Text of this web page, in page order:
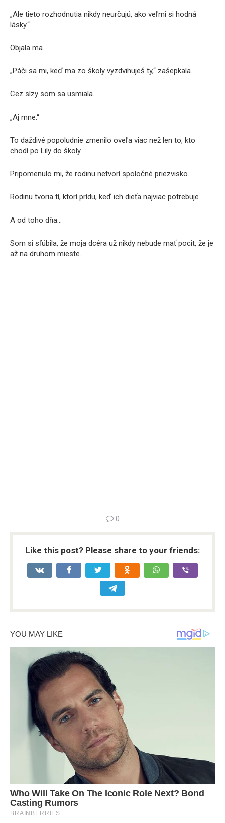
„Ale tieto rozhodnutia nikdy neurčujú, ako veľmi si hodná
lásky.“
Objala ma.
„Páči sa mi, keď ma zo školy vyzdvihuješ ty,“ zašepkala.
Cez slzy som sa usmiala.
„Aj mne.“
To daždivé popoludnie zmenilo oveľa viac než len to, kto
chodí po Lily do školy.
Pripomenulo mi, že rodinu netvorí spoločné priezvisko.
Rodinu tvoria tí, ktorí prídu, keď ich dieťa najviac potrebuje.
A od toho dňa…
Som si sľúbila, že moja dcéra už nikdy nebude mať pocit, že je
až na druhom mieste.
0
Like this post? Please share to your friends: